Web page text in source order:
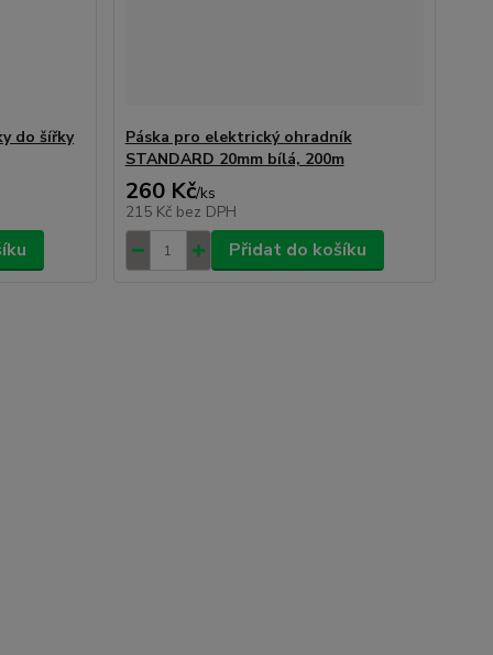
do šířky
Páska pro elektrický ohradník
STANDARD 20mm bílá, 200m
260 Kč/ks
215 Kč bez DPH
Přidat do košíku